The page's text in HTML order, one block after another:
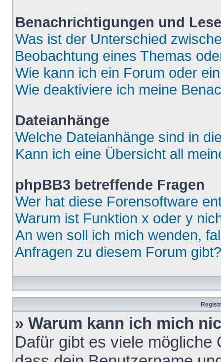
Benachrichtigungen und
Was ist der Unterschied
Beobachtung eines Themas
Wie kann ich ein Forum oder
Wie deaktiviere ich meine
Dateianhänge
Welche Dateianhänge sind in
Kann ich eine Übersicht all
phpBB3 betreffende Fragen
Wer hat diese Forensoftware
Warum ist Funktion x oder y
An wen soll ich mich wenden,
Anfragen zu diesem Forum gibt?
» Warum kann ich mich
Dafür gibt es viele